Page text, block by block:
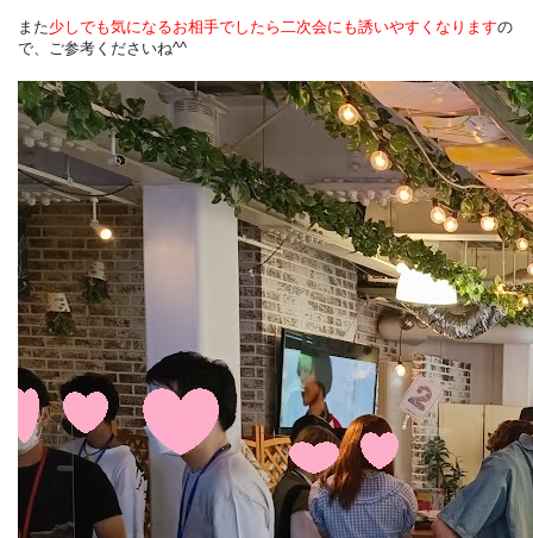
また少しでも気になるお相手でしたら二次会にも誘いやすくなりますの
で、ご参考くださいね^^